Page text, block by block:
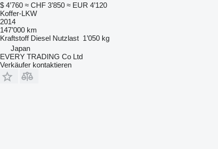
$ 4’760 ≈ CHF 3’850 ≈ EUR 4’120
Koffer-LKW
2014
147’000 km
Kraftstoff Diesel Nutzlast 1’050 kg
Japan
EVERY TRADING Co Ltd
Verkäufer kontaktieren